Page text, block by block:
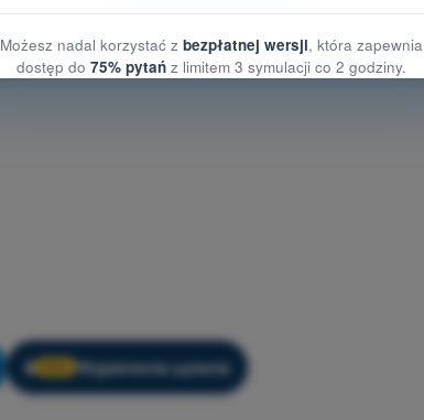
🔒 Wyjaśnienie pytania
Możesz nadal korzystać z bezpłatnej wersji, która zapewnia
dostęp do 75% pytań z limitem 3 symulacji co 2 godziny.